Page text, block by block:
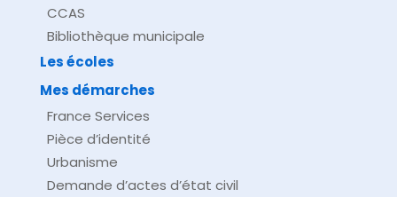
CCAS
Bibliothèque municipale
Les écoles
Mes démarches
France Services
Pièce d’identité
Urbanisme
Demande d’actes d’état civil